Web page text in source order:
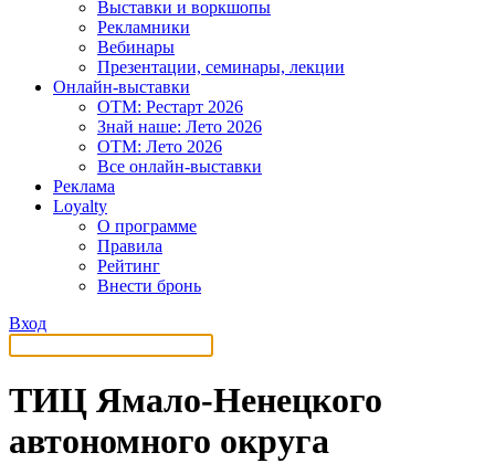
Выставки и воркшопы
Рекламники
Вебинары
Презентации, семинары, лекции
Онлайн-выставки
OTM: Рестарт 2026
Знай наше: Лето 2026
OTM: Лето 2026
Все онлайн-выставки
Реклама
Loyalty
О программе
Правила
Рейтинг
Внести бронь
Вход
ТИЦ Ямало-Ненецкого
автономного округа